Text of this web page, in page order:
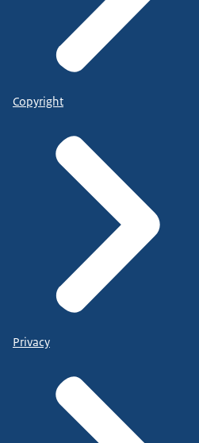
Copyright
Privacy